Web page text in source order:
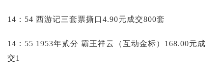
14：54 西游记三套票撕口4.90元成交800套
14：55 1953年贰分 霸王祥云（互动金标）168.00元成
交1